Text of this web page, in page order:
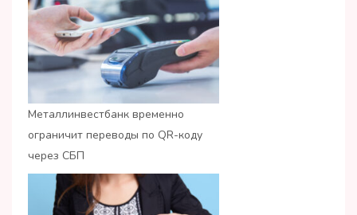
Металлинвестбанк временно
ограничит переводы по QR-коду
через СБП